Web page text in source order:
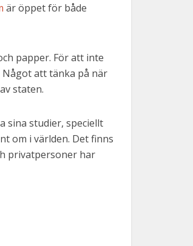
är öppet för både
papper. För att inte
Något att tänka på när
staten.
sina studier, speciellt
om i världen. Det finns
privatpersoner har